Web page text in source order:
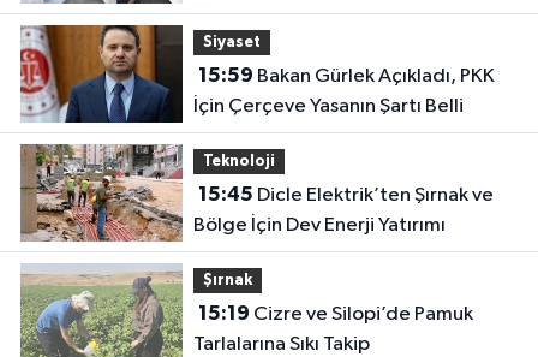
Siyaset
15:59
İçin Çerçeve Yasanın Şartı Belli
Teknoloji
15:45
Bölge İçin Dev Enerji Yatırımı
Şırnak
15:19
Tarlalarına Sıkı Takip